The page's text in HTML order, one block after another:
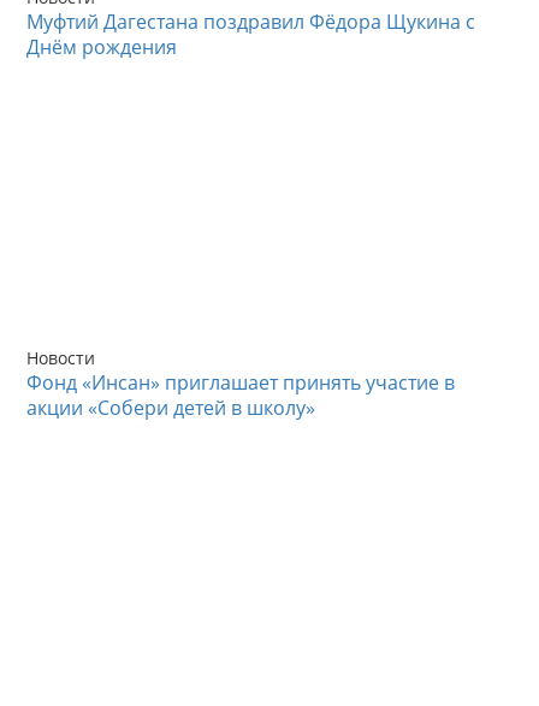
Муфтий Дагестана поздравил Фёдора Щукина с
Днём рождения
Новости
Фонд «Инсан» приглашает принять участие в
акции «Собери детей в школу»